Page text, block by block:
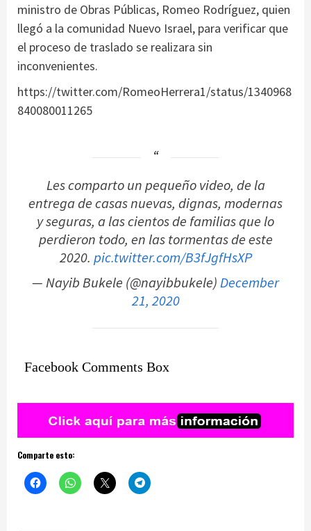
ministro de Obras Públicas, Romeo Rodríguez, quien
llegó a la comunidad Nuevo Israel, para verificar que
el proceso de traslado se realizara sin
inconvenientes.
https://twitter.com/RomeoHerrera1/status/1340968
840080011265
Les comparto un pequeño video, de la
entrega de casas nuevas, dignas, modernas
y seguras, a las cientos de familias que lo
perdieron todo, en las tormentas de este
2020. pic.twitter.com/B3fJgfHsXP
— Nayib Bukele (@nayibbukele)December
21, 2020
Facebook Comments Box
Comparte esto: